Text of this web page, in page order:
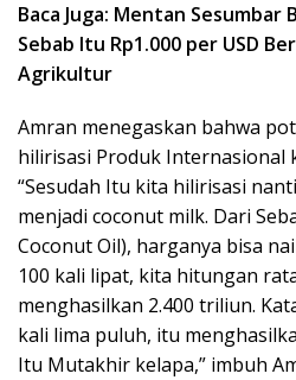
Baca Juga: Mentan Sesumbar
Sebab Itu Rp1.000 per USD
Agrikultur
Amran menegaskan bahwa
hilirisasi Produk Internasional
“Sesudah Itu kita hilirisasi
menjadi coconut milk. Dari
Coconut Oil), harganya bisa
100 kali lipat, kita hitungan
menghasilkan 2.400 triliun.
kali lima puluh, itu
Itu Mutakhir kelapa,” imbuh